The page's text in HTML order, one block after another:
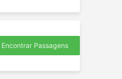
Encontrar Passagens